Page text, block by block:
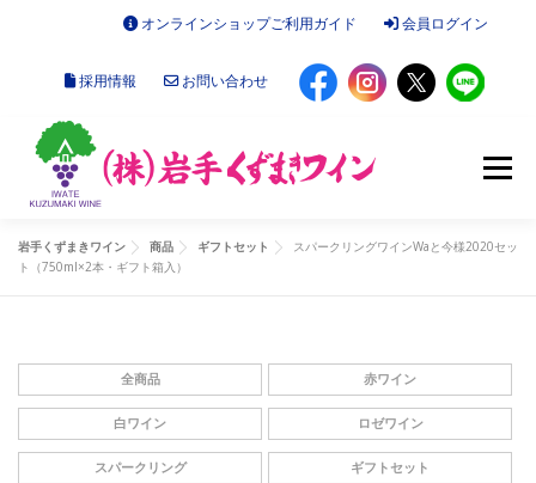
オンラインショップご利用ガイド 会員ログイン
採用情報 お問い合わせ
メニュー
お知らせ オンラインショップ
くずまきワインについて 施設のご案内 会社概要
読みもの
岩手くずまきワイン 商品 ギフトセット
スパークリングワインWaと今様2020セッ
ト（750ml×2本・ギフト箱入）
全商品 赤ワイン
白ワイン ロゼワイン
スパークリング ギフトセット